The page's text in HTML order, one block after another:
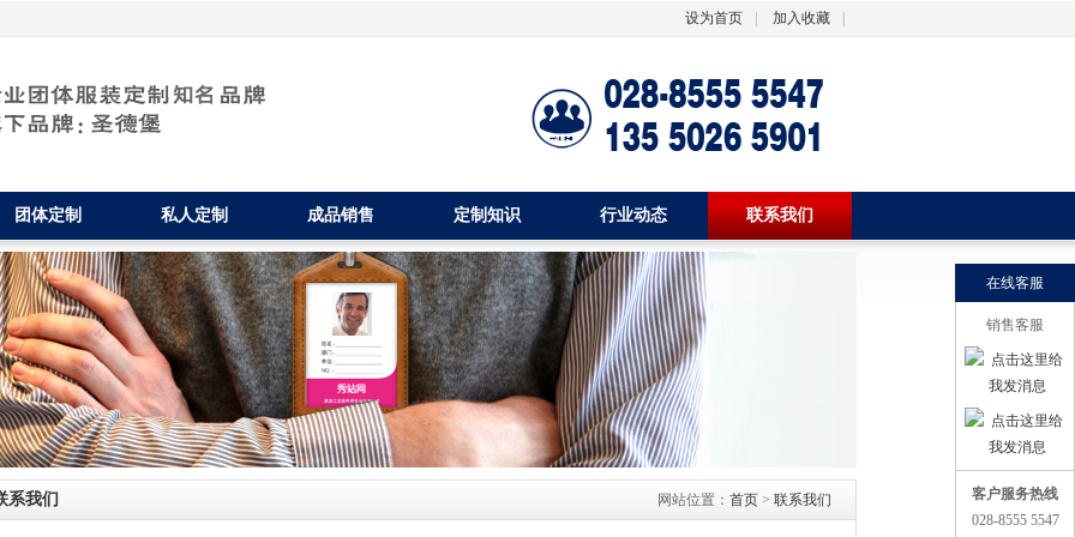
设为首页 加入收藏
团体定制 私人定制 成品销售 定制知识 行业动态 联系我们
系我们 网站位置： 首页 > 联系我们
在线客服
销售客服
客户服务热线
028-8555 5547